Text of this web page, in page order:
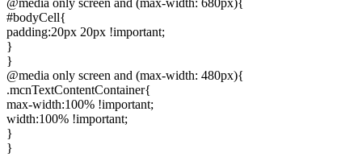
#bodyCell{
padding:20px 20px !important;
}
}
@media only screen and (max-width: 480px){
.mcnTextContentContainer{
max-width:100% !important;
width:100% !important;
}
}